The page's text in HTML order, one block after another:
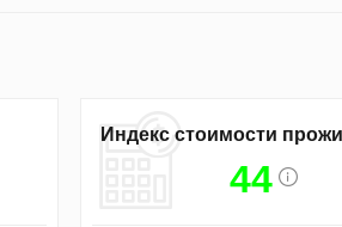
Индекс стоимости
44